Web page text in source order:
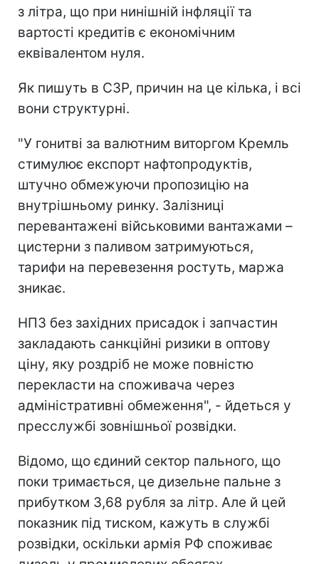
з літра, що при нинішній інфляції та
вартості кредитів є економічним
еквівалентом нуля.
Як пишуть в СЗР, причин на це кілька, і всі
вони структурні.
"У гонитві за валютним виторгом Кремль
стимулює експорт нафтопродуктів,
штучно обмежуючи пропозицію на
внутрішньому ринку. Залізниці
перевантажені військовими вантажами –
цистерни з паливом затримуються,
тарифи на перевезення ростуть, маржа
зникає.
НПЗ без західних присадок і запчастин
закладають санкційні ризики в оптову
ціну, яку роздріб не може повністю
перекласти на споживача через
адміністративні обмеження", - йдеться у
пресслужбі зовнішньої розвідки.
Відомо, що єдиний сектор пального, що
поки тримається, це дизельне пальне з
прибутком 3,68 рубля за літр. Але й цей
показник під тиском, кажуть в службі
розвідки, оскільки армія РФ споживає